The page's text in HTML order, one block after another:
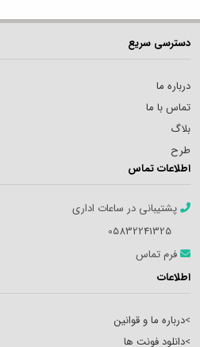
دسترسی سریع
درباره ما
تماس با ما
بلاگ
طرح
اطلاعات تماس
پشتیبانی در ساعات اداری
05832241325
فرم تماس
اطلاعات
>درباره ما و قوانین
>دانلود فونت ها